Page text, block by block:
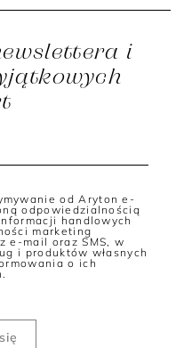
ona prosty krój, kaptur
w ofercie
znajdziesz kurtkę,
puchowa będzie dobrze
Damskie kurtki
do każdej stylizacji i
Ci się wyjątkowo
damskie z puchu!
Ekskluzywne
są dostępne w
i
od Aryton e-
odpowiedzialnością
handlowych
marketing
e-mail oraz SMS, w
i produktów własnych
o ich